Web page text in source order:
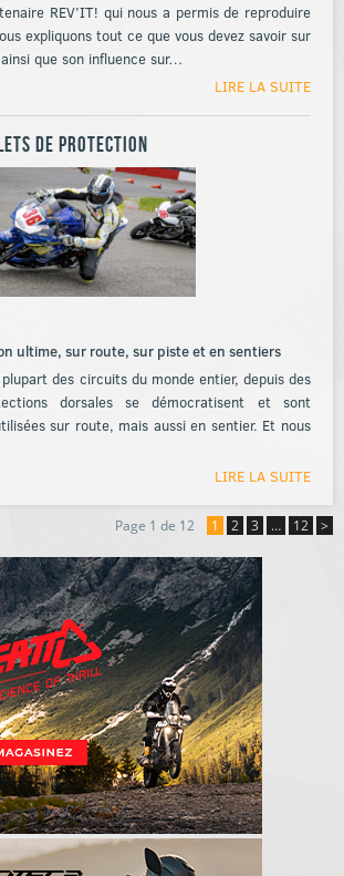
REV’IT! qui nous a permis de reproduire
expliquons tout ce que vous devez savoir sur
que son influence sur…
LIRE LA SUITE
de protection
ultime, sur route, sur piste et en sentiers
des circuits du monde entier, depuis des
dorsales se démocratisent et sont
sur route, mais aussi en sentier. Et nous
LIRE LA SUITE
Page 1 de 12 1 2 3 … 12 >